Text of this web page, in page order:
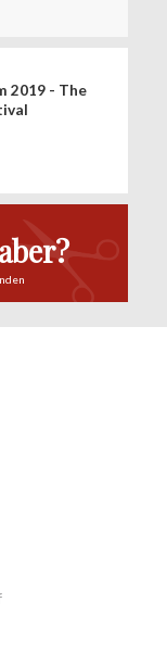
2019 - The